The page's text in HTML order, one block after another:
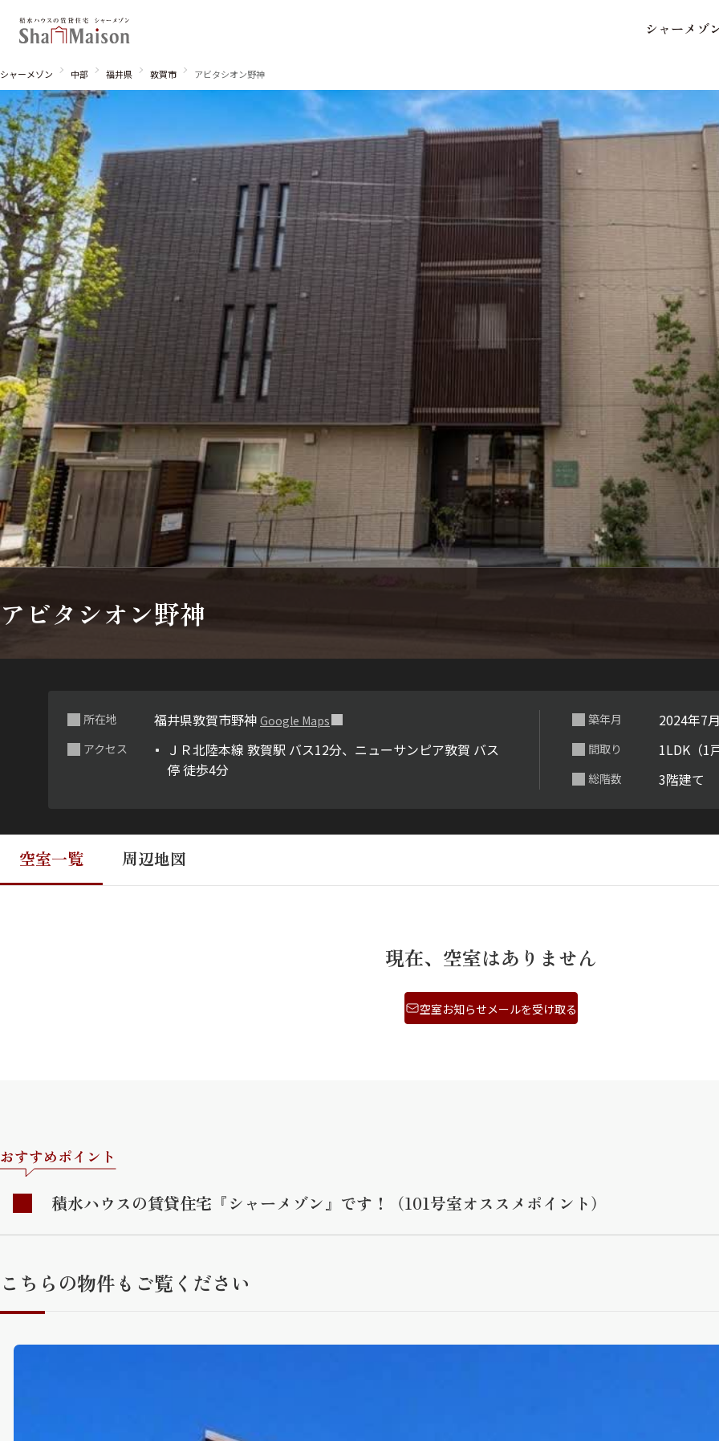
シ ャーメ ゾ
北海道 東北 関東
中部
関西
中国・四国 九州
市区郡・路線・駅から
地図から探す
シャーメゾンとは シャーメゾンセレクション ルームツアー
シャーメゾ
らくらく内
シャーメゾ
自立型サ
らくらくプ
シャーメゾン 中部 福井県 敦賀市 アビタシオン野神
アビタシオン野神
所在地 福井県敦賀市野神 Google Maps
アクセス
ＪＲ北陸本線 敦賀駅 バス12分、ニューサンピア敦賀 バス
停 徒歩4分
築年月 2024年7月
間取り 1LDK（1
総階数 3階建て
空室一覧 周辺地図
現在、空室はありません
空室お知らせメールを受け取る
おすすめポイント
積水ハウスの賃貸住宅『シャーメゾン』です！（101号室オススメポイント）
こちらの物件もご覧ください